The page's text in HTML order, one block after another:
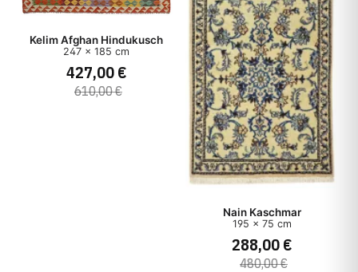
Kelim Afghan Hindukusch
247 x 185 cm
427,00 €
610,00 €
Nain Kaschmar
195 x 75 cm
288,00 €
480,00 €